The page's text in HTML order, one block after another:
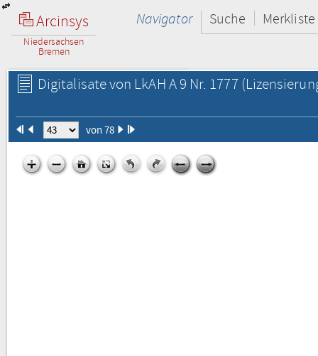
Arcinsys
Niedersachsen
Bremen
Navigator Suche Merkliste
Digitalisate von LkAH A 9 Nr. 1777
von 78